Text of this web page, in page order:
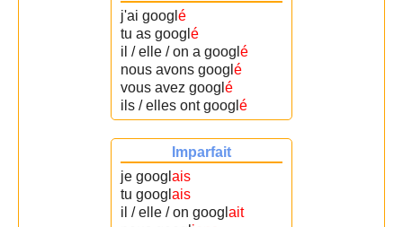
j'ai googl é
tu as googl é
il / elle / on a googl é
nous avons googl é
vous avez googl é
ils / elles ont googl é
Imparfait
je googl ais
tu googl ais
il / elle / on googl ait